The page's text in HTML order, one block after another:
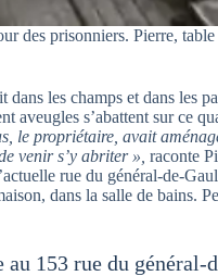
des prisonniers. Pierre, table
les champs et dans les
aveugles s’abattent sur ce
le propriétaire, avait
venir s’y abriter », raconte
rue du général-de-
dans la salle de bains.
153 rue du